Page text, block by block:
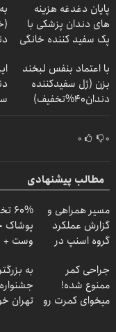
پایان دغدغه هزینه
های دندان پزشکی با
پک سفید کننده خانگی
با اعتماد بنفس لبخند
بزن (ژل سفیدکننده
دندان40%تخفیف)
۰ ۰
مطالب پیشنهادی
مسیر همراهی و
گزارش عملکرد
گروه اسنپ در
پوشاک
وست +
جراحی کمر
ممنوع شده!
میخوای کمرت رو
به
تهران